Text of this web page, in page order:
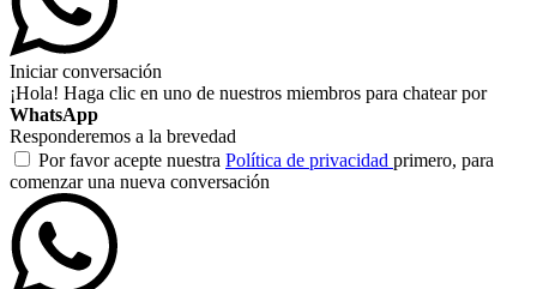
Iniciar conversación
¡Hola! Haga clic en uno de nuestros miembros para chatear por
WhatsApp
Responderemos a la brevedad
Por favor acepte nuestra Política de privacidad primero, para
comenzar una nueva conversación